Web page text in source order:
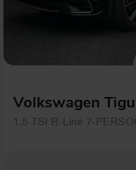
Volkswagen
1.5 TSI R-Line 7-